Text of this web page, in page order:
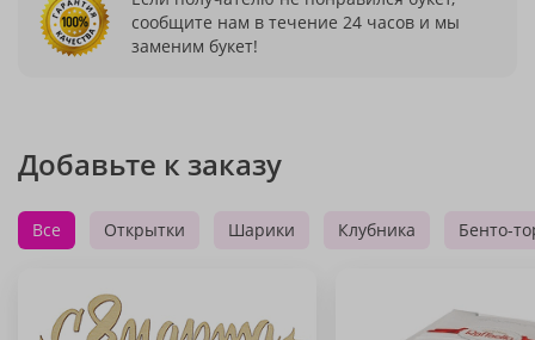
сообщите нам в течение 24 часов и мы
заменим букет!
Добавьте к заказу
Все Открытки Шарики Клубника Бенто-